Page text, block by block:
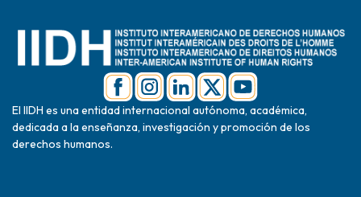
El IIDH es una entidad internacional autónoma, académica,
dedicada a la enseñanza, investigación y promoción de los
derechos humanos.